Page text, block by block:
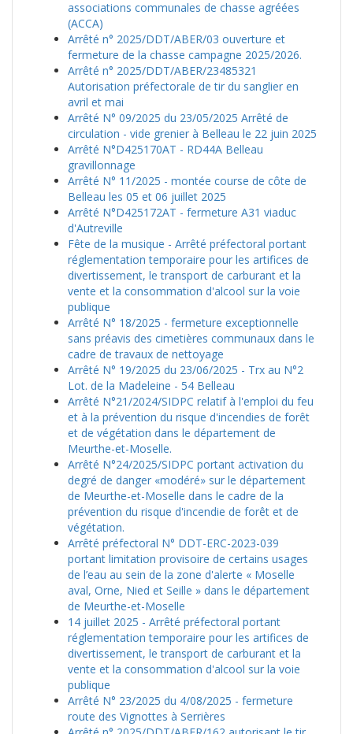
associations communales de chasse agréées
(ACCA)
Arrêté n° 2025/DDT/ABER/03 ouverture et
fermeture de la chasse campagne 2025/2026.
Arrêté n° 2025/DDT/ABER/23485321
Autorisation préfectorale de tir du sanglier en
avril et mai
Arrêté N° 09/2025 du 23/05/2025 Arrêté de
circulation - vide grenier à Belleau le 22 juin 2025
Arrêté N°D425170AT - RD44A Belleau
gravillonnage
Arrêté N° 11/2025 - montée course de côte de
Belleau les 05 et 06 juillet 2025
Arrêté N°D425172AT - fermeture A31 viaduc
d'Autreville
Fête de la musique - Arrêté préfectoral portant
réglementation temporaire pour les artifices de
divertissement, le transport de carburant et la
vente et la consommation d'alcool sur la voie
publique
Arrêté N° 18/2025 - fermeture exceptionnelle
sans préavis des cimetières communaux dans le
cadre de travaux de nettoyage
Arrêté N° 19/2025 du 23/06/2025 - Trx au N°2
Lot. de la Madeleine - 54 Belleau
Arrêté N°21/2024/SIDPC relatif à l'emploi du feu
et à la prévention du risque d'incendies de forêt
et de végétation dans le département de
Meurthe-et-Moselle.
Arrêté N°24/2025/SIDPC portant activation du
degré de danger «modéré» sur le département
de Meurthe-et-Moselle dans le cadre de la
prévention du risque d'incendie de forêt et de
végétation.
Arrêté préfectoral N° DDT-ERC-2023-039
portant limitation provisoire de certains usages
de l’eau au sein de la zone d'alerte « Moselle
aval, Orne, Nied et Seille » dans le département
de Meurthe-et-Moselle
14 juillet 2025 - Arrêté préfectoral portant
réglementation temporaire pour les artifices de
divertissement, le transport de carburant et la
vente et la consommation d'alcool sur la voie
publique
Arrêté N° 23/2025 du 4/08/2025 - fermeture
route des Vignottes à Serrières